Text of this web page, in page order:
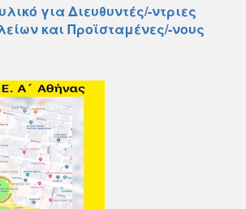
για Διευθυντές/-ντριες
και Προϊσταμένες/-νους